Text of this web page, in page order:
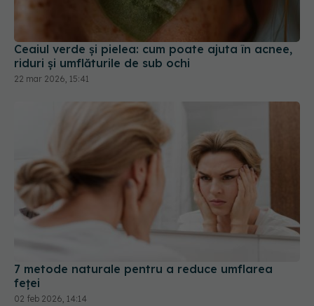
Ceaiul verde și pielea: cum poate ajuta în acnee,
riduri și umflăturile de sub ochi
22 mar 2026, 15:41
7 metode naturale pentru a reduce umflarea
feței
02 feb 2026, 14:14